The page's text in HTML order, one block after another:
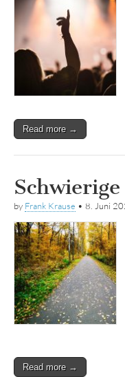
Read more →
Schwierige
by Frank Krause • 8. Juni
Read more →